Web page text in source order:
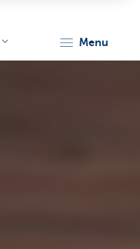
menu